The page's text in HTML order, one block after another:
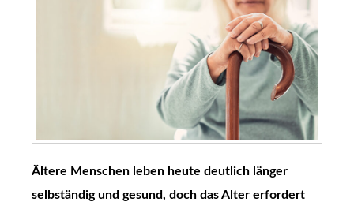
Ältere Menschen leben heute deutlich länger
selbständig und gesund, doch das Alter erfordert